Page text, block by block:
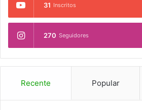
31 Inscritos
270 Seguidores
Recente Popular